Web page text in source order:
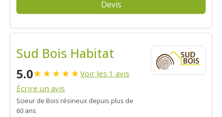
Devis
Sud Bois Habitat
5.0★★★★★Voir les 1 avis
Écrire un avis
Scieur de Bois résineux depuis plus de
60 ans